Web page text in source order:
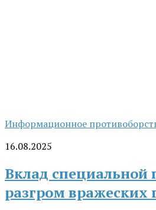
Информационное
16.08.2025
Вклад специальной
разгром вражеских